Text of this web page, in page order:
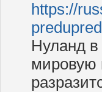
https://
Нуланд
мировую